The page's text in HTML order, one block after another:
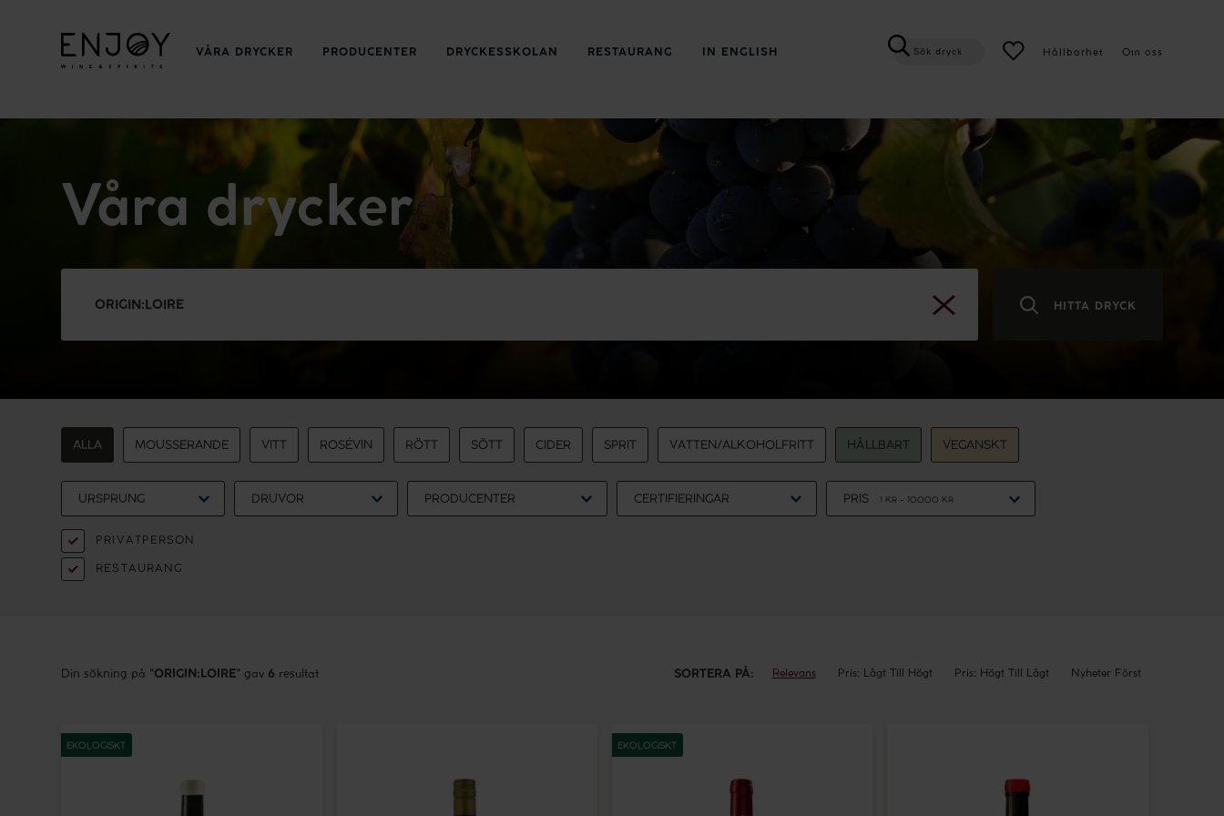
VÅRA DRYCKER PRODUCENTER DRYCKESSKOLAN RESTAURANG IN ENGLISH Sök dryck Hållbarhet Om oss
Våra drycker
RENSA HITTA DRYCK
ALLA MOUSSERANDE VITT ROSÉVIN RÖTT SÖTT CIDER SPRIT VATTEN/ALKOHOLFRITT HÅLLBART VEGANSKT
URSPRUNG DRUVOR PRODUCENTER CERTIFIERINGAR PRIS 1 KR - 10000 KR
PRIVATPERSON
RESTAURANG
Din sökning på "ORIGIN:LOIRE" gav 6 resultat SORTERA PÅ: Relevans Pris: Lågt Till Högt Pris: Högt Till Lågt Nyheter Först
Crochet
Sancerre
Blanc
EKOLOGISKT
Calvet
Saumur-
Champigny
EKOLOGISKT